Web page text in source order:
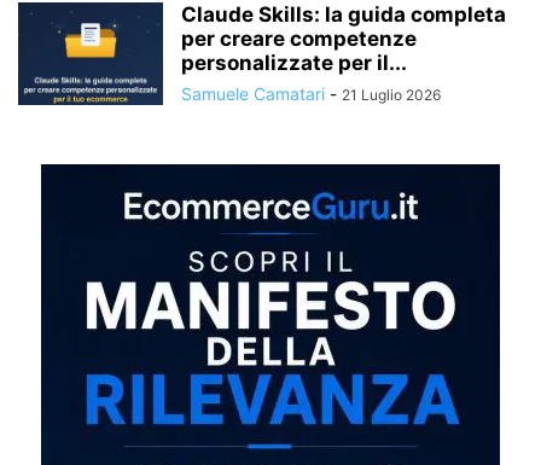
Claude Skills: la guida completa
per creare competenze
personalizzate per il...
Samuele Camatari - 21 Luglio 2026